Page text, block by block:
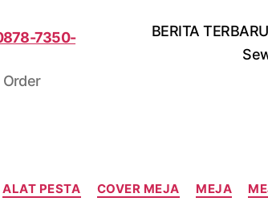
Order
BERITA TERBARU
ALAT PESTA COVER MEJA MEJA